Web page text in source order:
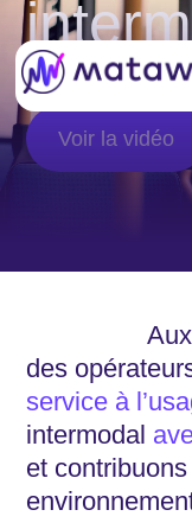
content
Voir la vidéo
Aux
des
service à
intermodal
et